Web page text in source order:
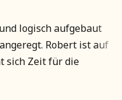
logisch aufgebaut
Robert ist auf
sich Zeit für die